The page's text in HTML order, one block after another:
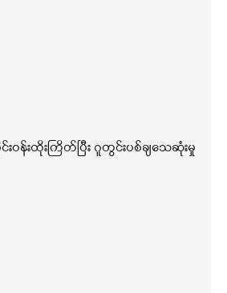
ဝန်းထိုးကြိတ်ပြီး ဂူတွင်းပစ်ချသေဆုံးမှု